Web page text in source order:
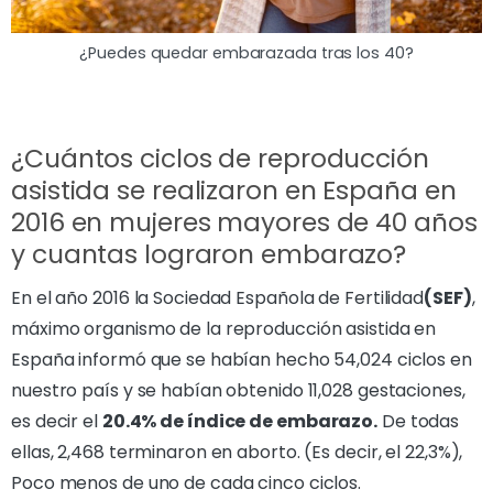
¿Puedes quedar embarazada tras los 40?
¿Cuántos ciclos de reproducción
asistida se realizaron en España en
2016 en mujeres mayores de 40 años
y cuantas lograron embarazo?
En el año 2016 la Sociedad Española de Fertilidad(SEF),
máximo organismo de la reproducción asistida en
España informó que se habían hecho 54,024 ciclos en
nuestro país y se habían obtenido 11,028 gestaciones,
es decir el 20.4% de índice de embarazo. De todas
ellas, 2,468 terminaron en aborto. (Es decir, el 22,3%),
Poco menos de uno de cada cinco ciclos.